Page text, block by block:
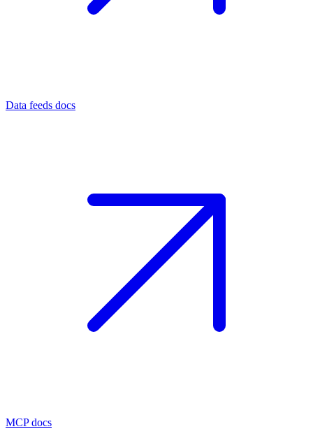
Data feeds docs
MCP docs